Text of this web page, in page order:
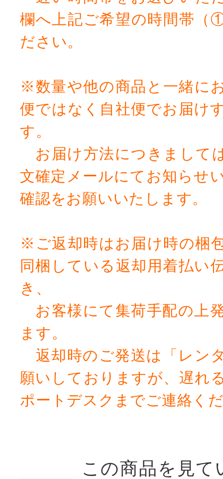
欄へ上記ご希望の時間帯
ださい。
※数量や他の商品と一緒に
便ではなく自社便でお届け
す。
お届け方法につきまして
文確定メールにてお知らせ
確認をお願いいたします。
※ご返却時はお届け時の梱
同梱している返却用着払い
き、
お客様にて集荷手配の上
ます。
返却時のご発送は「レン
願いしておりますが、遅れ
ポートデスクまでご連絡く
この商品を見て